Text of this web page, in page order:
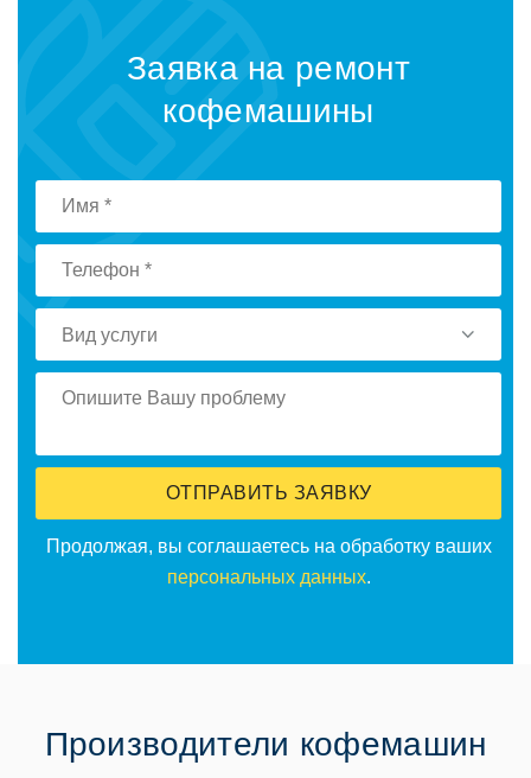
Заявка на ремонт
кофемашины
Вид услуги
ОТПРАВИТЬ ЗАЯВКУ
Продолжая, вы соглашаетесь на обработку ваших
персональных данных.
Производители кофемашин